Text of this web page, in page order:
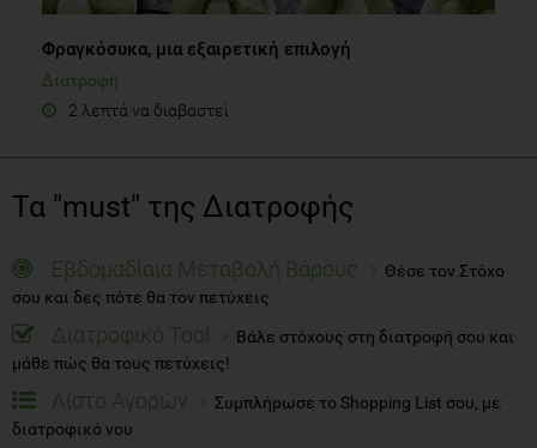
Φραγκόσυκα, μια εξαιρετική επιλογή
Διατροφή
2 λεπτά να διαβαστεί
Τα "must" της Διατροφής
Εβδομαδίαια Μεταβολή Βάρους
Θέσε τον Στόχο
σου και δες πότε θα τον πετύχεις
Διατροφικό Tool
Βάλε στόχους στη διατροφή σου και
μάθε πώς θα τους πετύχεις!
Λίστα Αγορών
Συμπλήρωσε το Shopping List σου, με
διατροφικό νου